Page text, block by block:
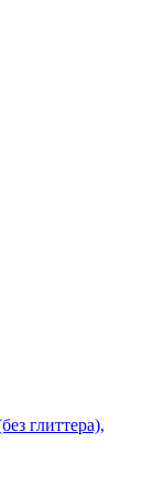
глиттера),